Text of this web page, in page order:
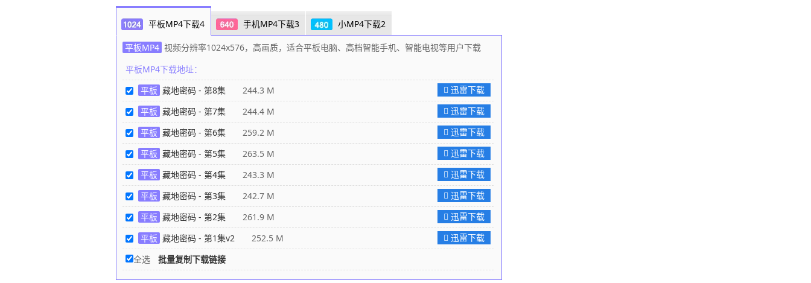
多著名文化遗迹。讲述男主人公卓木强巴追查藏獒紫麒麟下落，却在命
运的安排下，结识了一帮生死之交，并在他们的帮助下，去寻找西藏失
落的神秘宝藏--帕巴拉神庙。 身在美国宾夕法尼亚州的藏獒专家卓木强
促使卓木强巴及导师、世界犬类学专家方新教授亲赴西藏，发现照片上
的动物竟然和帕巴拉神庙有关…… 不久之后，一支由特种兵、考古学
家、生物学家、密修高手等各色人物组成的神秘科考队，开始了一场穿
越全球生死禁地的探险之旅，他们要追寻藏传佛教千年隐秘历史的真
平板MP4下载4 手机MP4下载3 小MP4下载2
平板MP4 视频分辨率1024x576，高画质，适合平板电脑、高档智能手机、智能电视等用户下载
平板MP4下载地址：
平板 藏地密码 - 第8集 244.3 M
迅雷下载
平板 藏地密码 - 第7集 244.4 M
迅雷下载
平板 藏地密码 - 第6集 259.2 M
迅雷下载
平板 藏地密码 - 第5集 263.5 M
迅雷下载
平板 藏地密码 - 第4集 243.3 M
迅雷下载
平板 藏地密码 - 第3集 242.7 M
迅雷下载
平板 藏地密码 - 第2集 261.9 M
迅雷下载
平板 藏地密码 - 第1集v2 252.5 M
迅雷下载
全选
批量复制下载链接